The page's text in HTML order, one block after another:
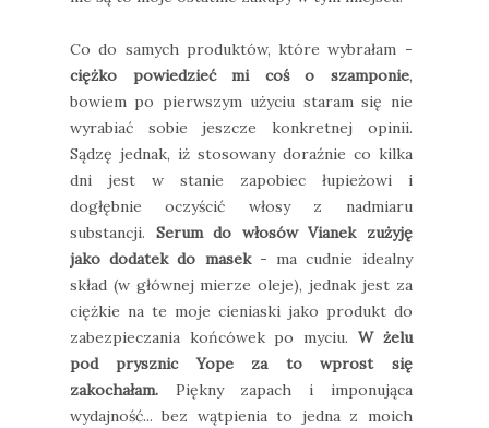
Co do samych produktów, które wybrałam -
ciężko powiedzieć mi coś o szamponie,
bowiem po pierwszym użyciu staram się nie
wyrabiać sobie jeszcze konkretnej opinii.
Sądzę jednak, iż stosowany doraźnie co kilka
dni jest w stanie zapobiec łupieżowi i
dogłębnie oczyścić włosy z nadmiaru
substancji. Serum do włosów Vianek zużyję
jako dodatek do masek- ma cudnie idealny
skład (w głównej mierze oleje), jednak jest za
ciężkie na te moje cieniaski jako produkt do
zabezpieczania końcówek po myciu. W żelu
pod prysznic Yope za to wprost się
zakochałam. Piękny zapach i imponująca
wydajność... bez wątpienia to jedna z moich